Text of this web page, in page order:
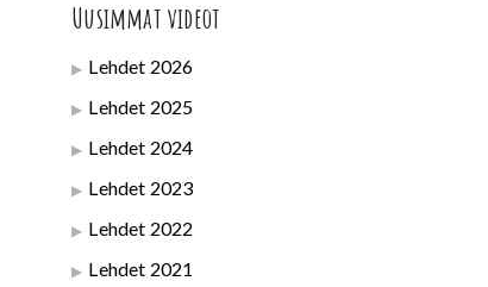
Uusimmat videot
Lehdet 2026
Lehdet 2025
Lehdet 2024
Lehdet 2023
Lehdet 2022
Lehdet 2021